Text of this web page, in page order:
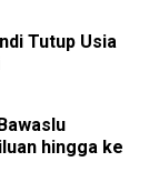
Tutup Usia
hingga ke